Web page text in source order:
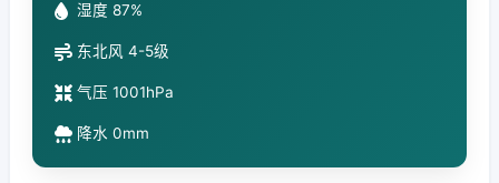
湿度 87%
东北风 4-5级
气压 1001hPa
降水 0mm